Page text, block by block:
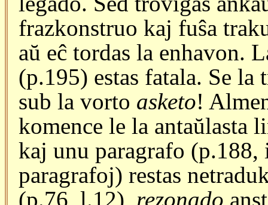
frazkonstruo kaj fuŝa
aŭ eĉ tordas la enhavon.
(p.195) estas fatala. Se
sub la vorto asketo!
komence le la antaŭlasta
kaj unu paragrafo
paragrafoj) restas
(p.76, l.12), rezonado